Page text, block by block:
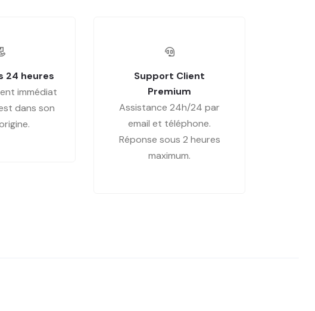
24 heures
immédiat
dans son
Support Client
Premium
Assistance 24h/24 par
email et téléphone.
Réponse sous 2 heures
maximum.